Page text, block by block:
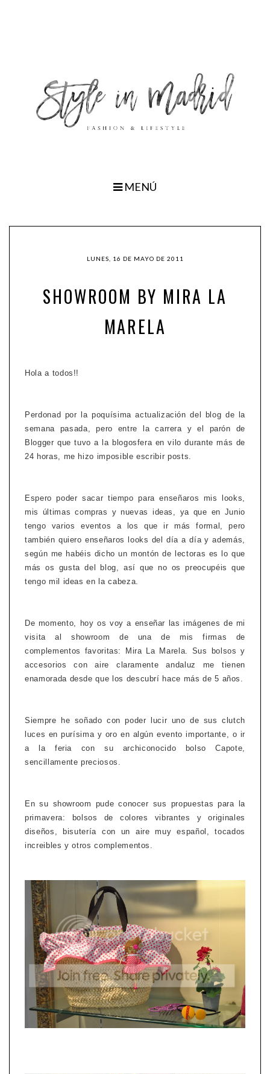
MENÚ
LUNES, 16 DE MAYO DE 2011
SHOWROOM BY MIRA LA
MARELA
Hola a todos!!
Perdonad por la poquísima actualización del blog de la
semana pasada, pero entre la carrera y el parón de
Blogger que tuvo a la blogosfera en vilo durante más de
24 horas, me hizo imposible escribir posts.
Espero poder sacar tiempo para enseñaros mis looks,
mis últimas compras y nuevas ideas, ya que en Junio
tengo varios eventos a los que ir más formal, pero
también quiero enseñaros looks del día a día y además,
según me habéis dicho un montón de lectoras es lo que
más os gusta del blog, así que no os preocupéis que
tengo mil ideas en la cabeza.
De momento, hoy os voy a enseñar las imágenes de mi
visita al showroom de una de mis firmas de
complementos favoritas: Mira La Marela. Sus bolsos y
accesorios con aire claramente andaluz me tienen
enamorada desde que los descubrí hace más de 5 años.
Siempre he soñado con poder lucir uno de sus clutch
luces en purísima y oro en algún evento importante, o ir
a la feria con su archiconocido bolso Capote,
sencillamente preciosos.
En su showroom pude conocer sus propuestas para la
primavera: bolsos de colores vibrantes y originales
diseños, bisutería con un aire muy español, tocados
increibles y otros complementos.